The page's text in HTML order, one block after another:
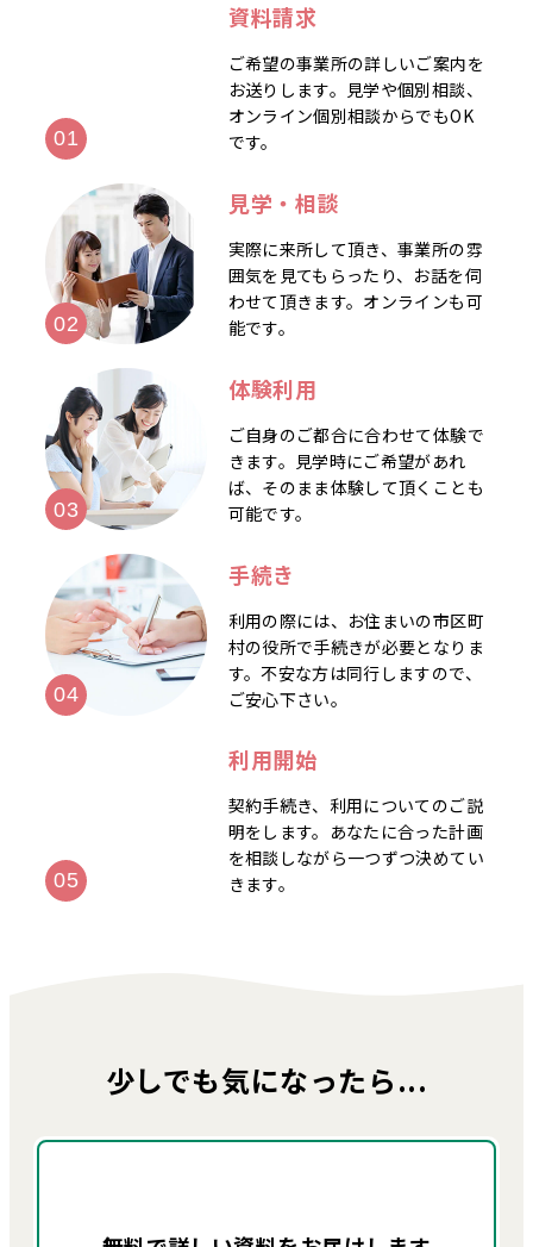
資料請求
ご希望の事業所の詳しいご案内を
お送りします。見学や個別相談、
オンライン個別相談からでもOK
です。
見学・相談
実際に来所して頂き、事業所の雰
囲気を見てもらったり、お話を伺
わせて頂きます。オンラインも可
能です。
体験利用
ご自身のご都合に合わせて体験で
きます。見学時にご希望があれ
ば、そのまま体験して頂くことも
可能です。
手続き
利用の際には、お住まいの市区町
村の役所で手続きが必要となりま
す。不安な方は同行しますので、
ご安心下さい。
利用開始
契約手続き、利用についてのご説
明をします。あなたに合った計画
を相談しながら一つずつ決めてい
きます。
少しでも気になったら...